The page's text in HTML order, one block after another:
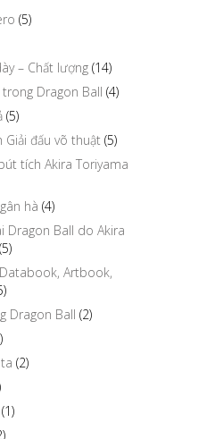
(5)
– Chất lượng (14)
Dragon Ball (4)
(5)
Giải đấu võ thuật (5)
tích Akira Toriyama
hà (4)
Dragon Ball do Akira
(5)
Artbook,
Dragon Ball (2)
(2)
(1)